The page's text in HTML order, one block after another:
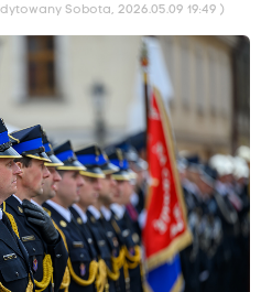
Sobota, 2026.05.09 19:49 )